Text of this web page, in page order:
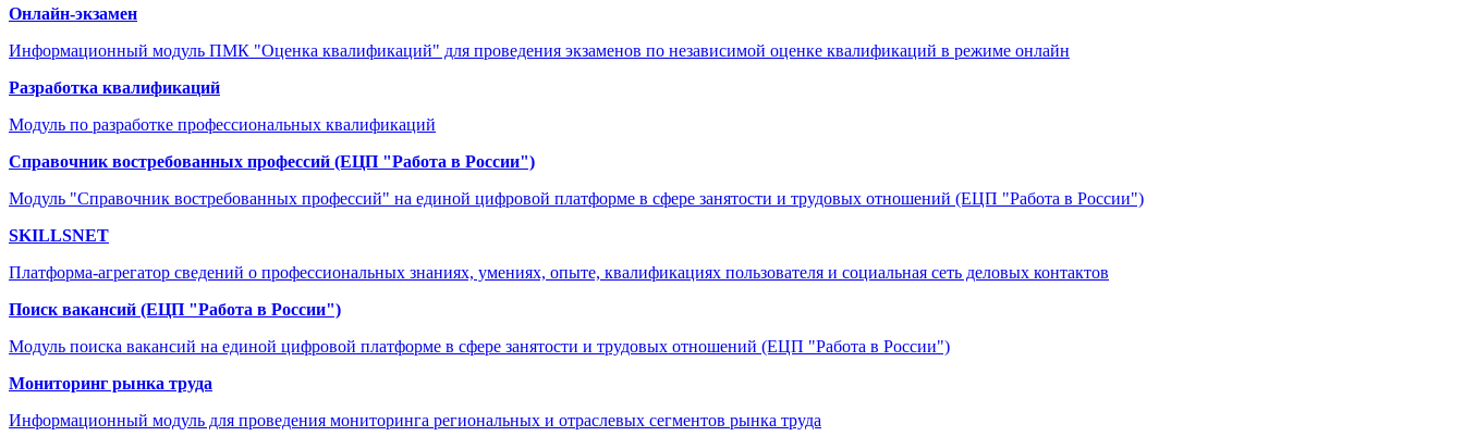
Онлайн-экзамен
Информационный модуль ПМК "Оценка квалификаций" для проведения экзаменов по независимой оценке квалификаций в режиме онлайн
Разработка квалификаций
Модуль по разработке профессиональных квалификаций
Справочник востребованных профессий (ЕЦП "Работа в России")
Модуль "Справочник востребованных профессий" на единой цифровой платформе в сфере занятости и трудовых отношений (ЕЦП "Работа в России")
SKILLSNET
Платформа-агрегатор сведений о профессиональных знаниях, умениях, опыте, квалификациях пользователя и социальная сеть деловых контактов
Поиск вакансий (ЕЦП "Работа в России")
Модуль поиска вакансий на единой цифровой платформе в сфере занятости и трудовых отношений (ЕЦП "Работа в России")
Мониторинг рынка труда
Информационный модуль для проведения мониторинга региональных и отраслевых сегментов рынка труда